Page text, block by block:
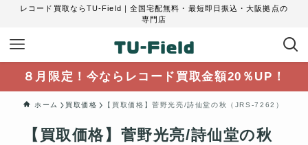
レコード買取ならTU-Field｜全国宅配無料・最短即日振込・大阪拠点の
専門店
８月限定！今ならレコード買取金額20％UP！
ホーム 買取価格 【買取価格】菅野光亮/詩仙堂の秋（JRS-7262）
【買取価格】菅野光亮/詩仙堂の秋